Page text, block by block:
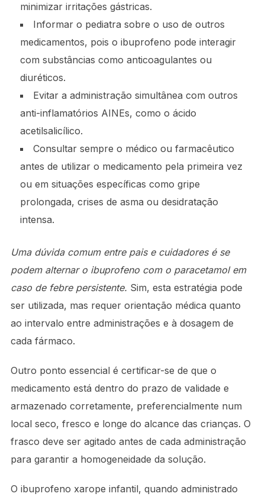
minimizar irritações gástricas.
Informar o pediatra sobre o uso de outros
medicamentos, pois o ibuprofeno pode interagir
com substâncias como anticoagulantes ou
diuréticos.
Evitar a administração simultânea com outros
anti-inflamatórios AINEs, como o ácido
acetilsalicílico.
Consultar sempre o médico ou farmacêutico
antes de utilizar o medicamento pela primeira vez
ou em situações específicas como gripe
prolongada, crises de asma ou desidratação
intensa.
Uma dúvida comum entre pais e cuidadores é se
podem alternar o ibuprofeno com o paracetamol em
caso de febre persistente. Sim, esta estratégia pode
ser utilizada, mas requer orientação médica quanto
ao intervalo entre administrações e à dosagem de
cada fármaco.
Outro ponto essencial é certificar-se de que o
medicamento está dentro do prazo de validade e
armazenado corretamente, preferencialmente num
local seco, fresco e longe do alcance das crianças. O
frasco deve ser agitado antes de cada administração
para garantir a homogeneidade da solução.
O ibuprofeno xarope infantil, quando administrado